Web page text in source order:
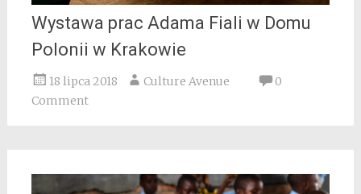
Wystawa prac Adama Fiali w Domu
Polonii w Krakowie
18 lipca 2018 Culture Avenue
0
Comment